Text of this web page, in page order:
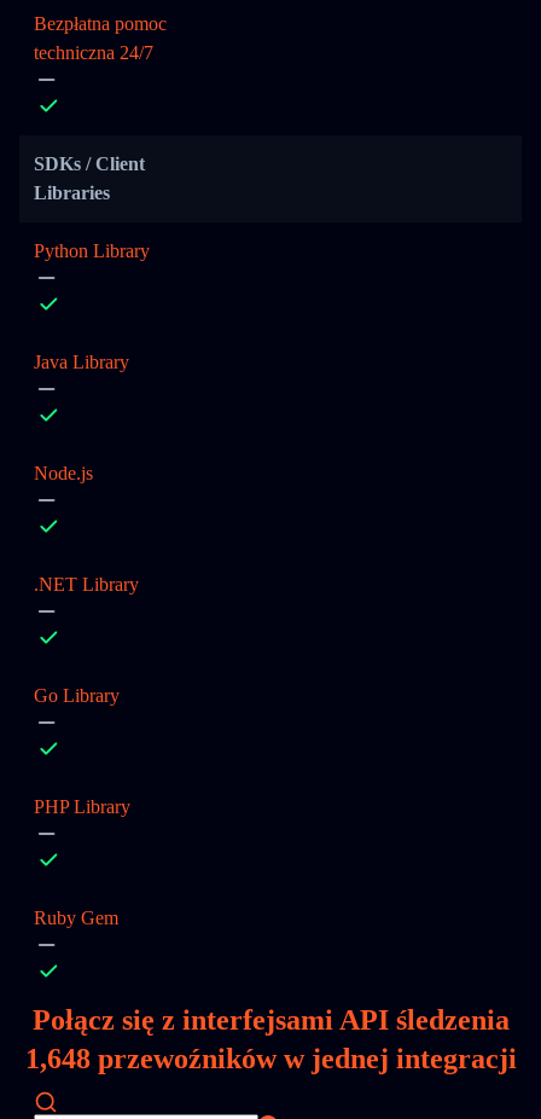
Bezpłatna pomoc
techniczna 24/7
SDKs / Client
Libraries
Python Library
Java Library
Node.js
.NET Library
Go Library
PHP Library
Ruby Gem
Połącz się z interfejsami API śledzenia
1,648przewoźników w jednej integracji